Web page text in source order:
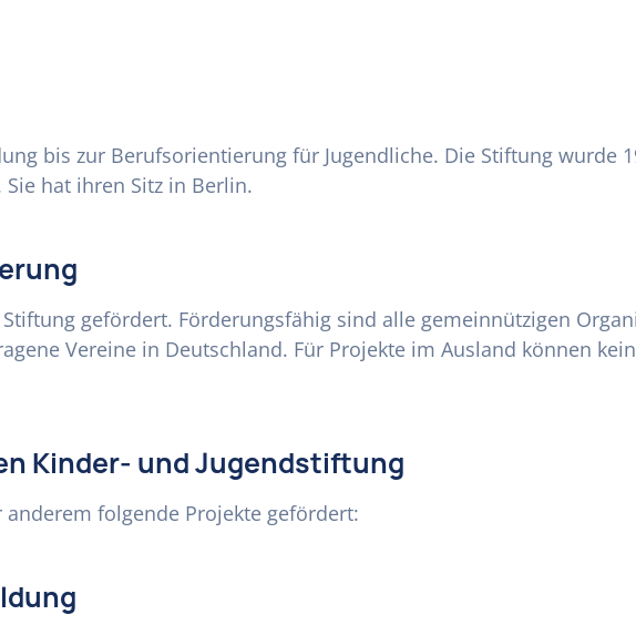
bis zur Berufsorientierung für Jugendliche. Die Stiftung wurde
hat ihren Sitz in Berlin.
gefördert. Förderungsfähig sind alle gemeinnützigen
Vereine in Deutschland. Für Projekte im Ausland können
Kinder- und Jugendstiftung
folgende Projekte gefördert: